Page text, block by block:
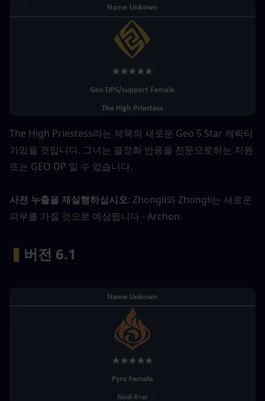
The High Priestess라는 제목의 새로운 Geo 5 Star 캐릭터
가있을 것입니다. 그녀는 결정화 반응을 전문으로하는 지원
또는 GEO DP 일 수 있습니다.
사전 누출을 재실행하십시오: Zhongli와 Zhongli는 새로운
피부를 가질 것으로 예상됩니다 - Archon.
▍ 버전 6.1